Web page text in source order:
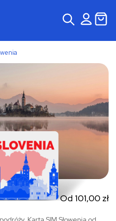
Od 101,00 zł